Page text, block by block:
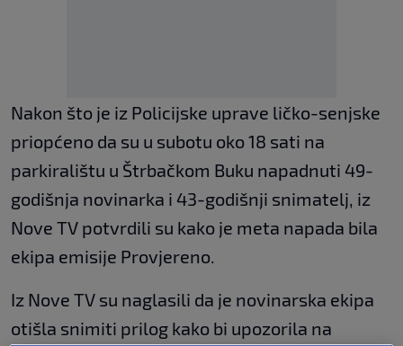
Nakon što je iz Policijske uprave ličko-senjske
priopćeno da su u subotu oko 18 sati na
parkiralištu u Štrbačkom Buku napadnuti 49-
godišnja novinarka i 43-godišnji snimatelj, iz
Nove TV potvrdili su kako je meta napada bila
ekipa emisije Provjereno.
Iz Nove TV su naglasili da je novinarska ekipa
otišla snimiti prilog kako bi upozorila na